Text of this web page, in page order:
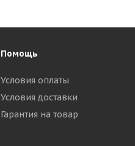
Помощь
Условия оплаты
Условия доставки
Гарантия на товар